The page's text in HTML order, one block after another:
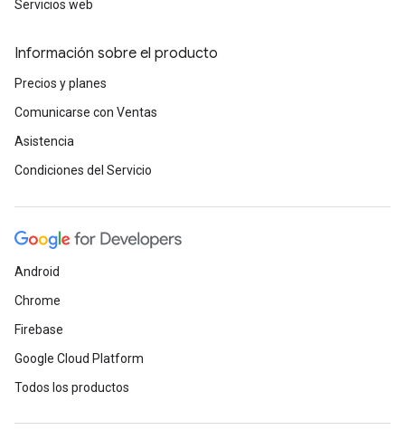
Servicios web
Información sobre el producto
Precios y planes
Comunicarse con Ventas
Asistencia
Condiciones del Servicio
Android
Chrome
Firebase
Google Cloud Platform
Todos los productos